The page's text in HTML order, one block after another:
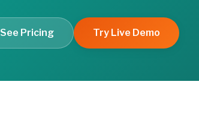
Try Live Demo
See Pricing